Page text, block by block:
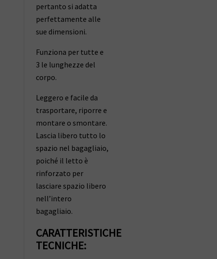
pertanto si adatta
perfettamente alle
sue dimensioni.
Funziona per tutte e
3 le lunghezze del
corpo.
Leggero e facile da
trasportare, riporre e
montare o smontare.
Lascia libero tutto lo
spazio nel bagagliaio,
poiché il letto è
rinforzato per
lasciare spazio libero
nell’intero
bagagliaio.
CARATTERISTICHE
TECNICHE: